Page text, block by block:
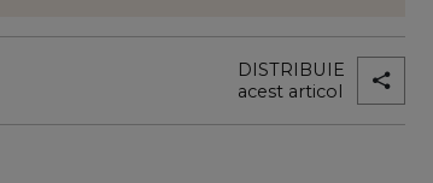
DISTRIBUIE
acest articol